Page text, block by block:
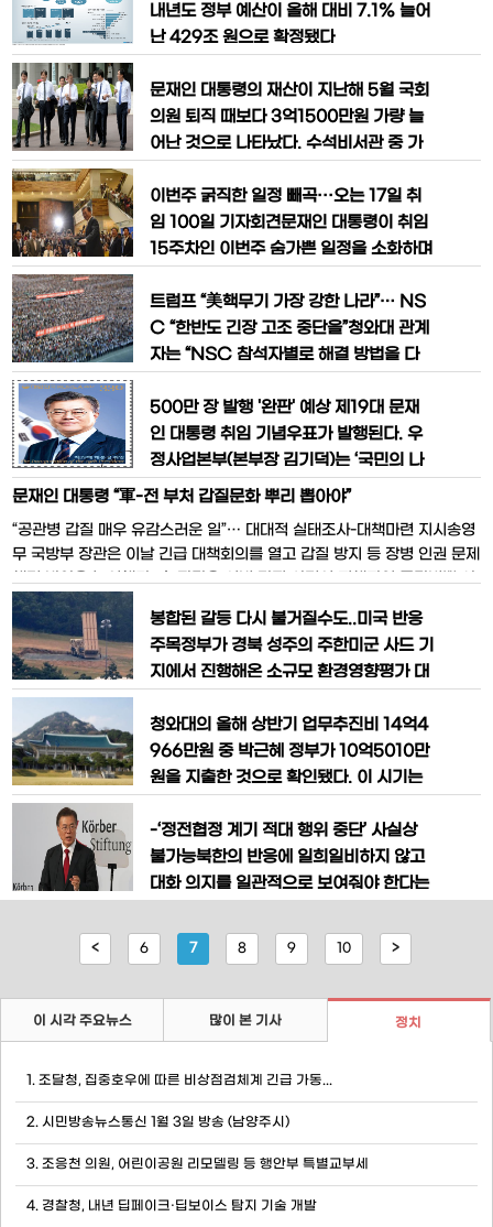
보장회의(NSC) 전체회의를 주재하면서
“
내년도 정부 예산이 올해 대비 7.1% 늘어
난 429조 원으로 확정됐다
문재인 대통령의 재산이 지난해 5월 국회
의원 퇴직 때보다 3억1500만원 가량 늘
어난 것으로 나타났다. 수석비서관 중 가
사회혁신수석으로 3억1000만원을 신고
했다. 대 참모진의 평균 재산은 19억789
2만4133원이었다. 문 대통령의 재산은
00만원이었으나, 대통령 취임 후 한 재산
신고에서는 18억2200만원으로 3
이번주 굵직한 일정 빼곡···오는 17일 취
임 100일 기자회견문재인 대통령이 취임
15주차인 이번주 숨가쁜 일정을 소화하며
내놓는다.14일 청와대에 따르면 문 대통
령은 이날 오후 경내에서 조지프 던포드
미국 합참의장을 만나 한반도 현안을 논의
복절 경축식에 참석해 경축사를 하고, 17
일에는 취임 100일을 맞아 청와대
트럼프 “美핵무기 가장 강한 나라”… NS
C “한반도 긴장 고조 중단을”청와대 관계
자는 “NSC 참석자별로 해결 방법을 다
지전 발생 시 전면전으로 번지는 것을 막
을 남북 간 군사 핫라인조차 없는데다, 북
한을 설득할 수 있는 중국과의 외교관계도
사드(고고도미사일방어체계) 임시 배치
충돌을 제어할 전술 카드를 찾기가 쉽지
500만 장 발행 '완판' 예상 제19대 문재
인 대통령 취임 기념우표가 발행된다. 우
정사업본부(본부장 김기덕)는 ‘국민의 나
라, 정의로운 대한민국’을 염원하는 온 국
념우표를 취임 100일째가 되는 오는 17
일 발행한다고 밝혔다.이번에 발행되는 우
장, 기념우표첩 2만부이다. 우표가격은 3
30원, 소형시트는 420원,
문재인 대통령 “軍-전 부처 갑질문화 뿌리 뽑아야”
“공관병 갑질 매우 유감스러운 일”… 대대적 실태조사-대책마련 지시송영
무 국방부 장관은 이날 긴급 대책회의를 열고 갑질 방지 등 장병 인권 문제
해결 방안을 논의했다. 송 장관은 이번 갑질 사건의 피해자인 공관병뿐 아
니라 병력의 사적 동원 현황을 파악하고 갑질 방지 대책 마련을 지시한 것
으로 알려졌다.문재인 대통령은 박찬주 육군 제2작전사령관 부부의 ‘공관
병 갑질’ 사건과 관련해 “군 최고 통수권자
봉합된 갈등 다시 불거질수도..미국 반응
주목정부가 경북 성주의 주한미군 사드 기
지에서 진행해온 소규모 환경영향평가 대
공식 발표한데 대해 미국은 사드의 연내
작전 배치라는 박근혜 정부 시절 한미간
합의를 공식 변경한 것으로 받아들일 공산
통상 1년 이상의 시간이 걸릴 것으로 알려
진 가운데 추후 진행 상황에 따라 그 기간
이
청와대의 올해 상반기 업무추진비 14억4
966만원 중 박근혜 정부가 10억5010만
원을 지출한 것으로 확인됐다. 이 시기는
요 인사 초청행사비는 전체 지출의 41.
3%를 차지했다. 장한어머니 수상자, 국
가유공자 유족, 소방대원 등을 초청한 행
등 각종 행사나 주요 인사에 경ㆍ조화를
보내고, 청와대 방문객 등에 증정할 기념
-‘정전협정 계기 적대 행위 중단’ 사실상
불가능북한의 반응에 일희일비하지 않고
대화 의지를 일관적으로 보여줘야 한다는
수는 “(미사일 발사) 징후는 미국에서 나
오는 첩보 수준”이라며 “북한이 27일 전
안할 가능성이 있다”고 내다봤다. 이어 “흡
수통일과 북한 체제 붕괴 시도는 없다는
< 6 7 8 9 10 >
이 시각 주요뉴스 많이 본 기사 정치
1. 조달청, 집중호우에 따른 비상점검체계 긴급 가동...
2. 시민방송뉴스통신 1월 3일 방송 (남양주시)
3. 조응천 의원, 어린이공원 리모델링 등 행안부 특별교부세
4. 경찰청, 내년 딥페이크·딥보이스 탐지 기술 개발